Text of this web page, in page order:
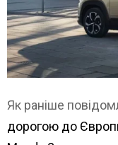
Як раніше
дорогою до